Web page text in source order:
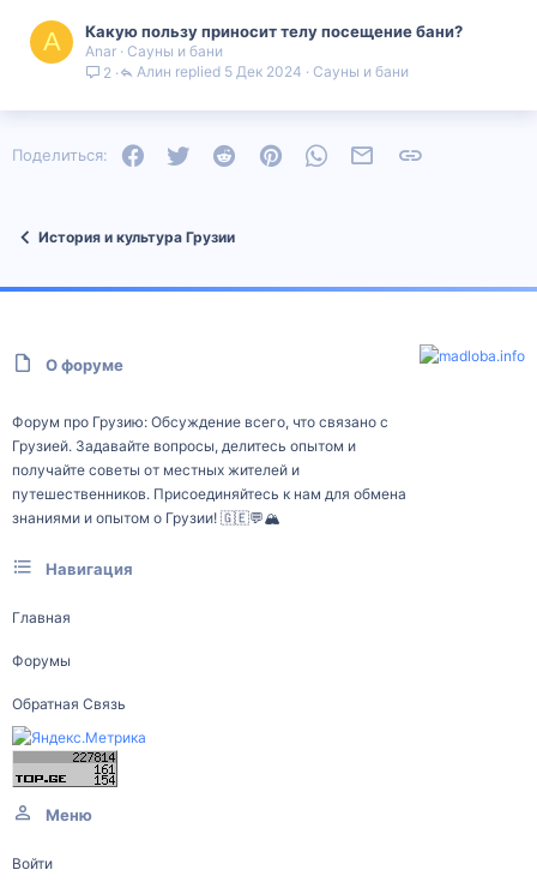
A Какую пользу приносит телу посещение бани?
Anar Сауны и бани
2
Сауны и бани
5 Дек 2024
Алин
Поделиться: FacebookTwitter Reddit PinterestWhatsAppЭлектронная почта
История и культура Грузии
О форуме
Форум про Грузию: Обсуждение всего, что связано с
Грузией. Задавайте вопросы, делитесь опытом и
получайте советы от местных жителей и
путешественников. Присоединяйтесь к нам для обмена
знаниями и опытом о Грузии! 🇬🇪💬🏔️
Навигация
Главная
Форумы
Обратная Связь
Меню
Войти